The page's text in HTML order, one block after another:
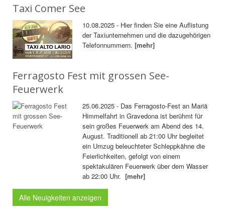
Taxi Comer See
10.08.2025 - Hier finden Sie eine Auflistung
der Taxiunternehmen und die dazugehörigen
Telefonnummern.[mehr]
Ferragosto Fest mit grossen See-
Feuerwerk
25.06.2025 - Das Ferragosto-Fest an Mariä
Himmelfahrt in Gravedona ist berühmt für
sein großes Feuerwerk am Abend des 14.
August. Traditionell ab 21:00 Uhr begleitet
ein Umzug beleuchteter Schleppkähne die
Feierlichkeiten, gefolgt von einem
spektakulären Feuerwerk über dem Wasser
ab 22:00 Uhr.[mehr]
Alle Neuigkeiten anzeigen